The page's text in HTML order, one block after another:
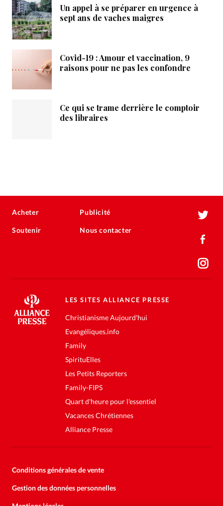
Un appel à se préparer en urgence à
sept ans de vaches maigres
Covid-19 : Amour et vaccination, 9
raisons pour ne pas les confondre
Ce qui se trame derrière le comptoir
des libraires
Acheter
Soutenir
Publicité
Nous contacter
LES SITES ALLIANCE PRESSE
Christianisme Aujourd'hui
Evangéliques.info
Family
SpirituElles
Les Petits Reporters
Family-FIPS
Quart d'heure pour l'essentiel
Vacances Chrétiennes
Alliance Presse
Conditions générales de vente
Gestion des données personnelles